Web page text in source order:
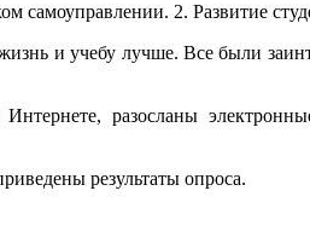
самоуправлении. 2. Развитие
и учебу лучше. Все были
разосланы электронные
результаты опроса.